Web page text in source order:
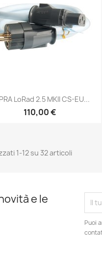
Anteprima
LoRad 2.5 MKII CS-EU...
110,00 €
1-12 su 32 articoli
e le
Puoi